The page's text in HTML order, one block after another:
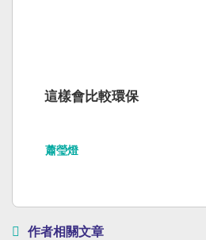
這樣會比較環保
蕭瑩燈
作者相關文章